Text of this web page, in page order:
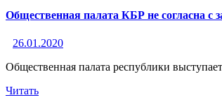
Общественная палата КБР не согласна с
26.01.2020
Общественная палата республики
Читать